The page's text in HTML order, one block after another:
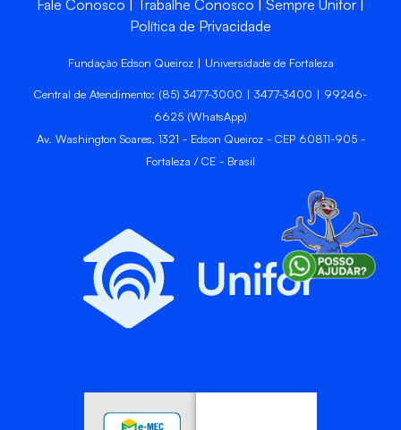
Fale Conosco Trabalhe Conosco
Sempre Unifor
Política de Privacidade
Fundação Edson Queiroz | Universidade de Fortaleza
Central de Atendimento: (85) 3477-3000 | 3477-3400 | 99246-
6625 (WhatsApp)
Av. Washington Soares, 1321 - Edson Queiroz - CEP 60811-905 -
Fortaleza / CE - Brasil